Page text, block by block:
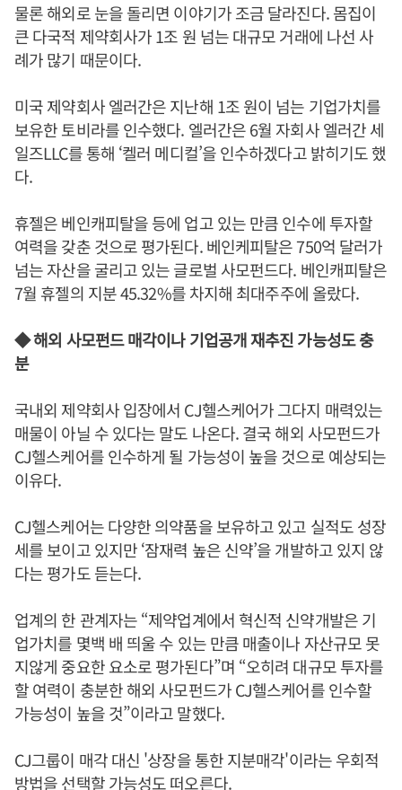
물론 해외로 눈을 돌리면 이야기가 조금 달라진다. 몸집이
큰 다국적 제약회사가 1조 원 넘는 대규모 거래에 나선 사
례가 많기 때문이다.
미국 제약회사 엘러간은 지난해 1조 원이 넘는 기업가치를
보유한 토비라를 인수했다. 엘러간은 6월 자회사 엘러간 세
일즈LLC를 통해 ‘켈러 메디컬’을 인수하겠다고 밝히기도 했
다.
휴젤은 베인캐피탈을 등에 업고 있는 만큼 인수에 투자할
여력을 갖춘 것으로 평가된다. 베인케피탈은 750억 달러가
넘는 자산을 굴리고 있는 글로벌 사모펀드다. 베인캐피탈은
7월 휴젤의 지분 45.32%를 차지해 최대주주에 올랐다.
◆ 해외 사모펀드 매각이나 기업공개 재추진 가능성도 충
분
국내외 제약회사 입장에서 CJ헬스케어가 그다지 매력있는
매물이 아닐 수 있다는 말도 나온다. 결국 해외 사모펀드가
CJ헬스케어를 인수하게 될 가능성이 높을 것으로 예상되는
이유다.
CJ헬스케어는 다양한 의약품을 보유하고 있고 실적도 성장
세를 보이고 있지만 ‘잠재력 높은 신약’을 개발하고 있지 않
다는 평가도 듣는다.
업계의 한 관계자는 “제약업계에서 혁신적 신약개발은 기
업가치를 몇백 배 띄울 수 있는 만큼 매출이나 자산규모 못
지않게 중요한 요소로 평가된다”며 “오히려 대규모 투자를
할 여력이 충분한 해외 사모펀드가 CJ헬스케어를 인수할
가능성이 높을 것”이라고 말했다.
CJ그룹이 매각 대신 '상장을 통한 지분매각'이라는 우회적
방법을 선택할 가능성도 떠오른다.